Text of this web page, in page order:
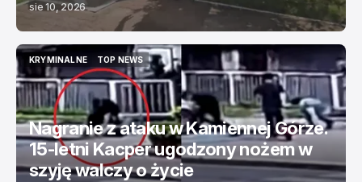
sie 10, 2026
KRYMINALNE
KRYMINALNE
TOP NEWS
TOP NEWS
Nagranie z ataku w Kamiennej Górze.
15-letni Kacper ugodzony nożem w
szyję walczy o życie